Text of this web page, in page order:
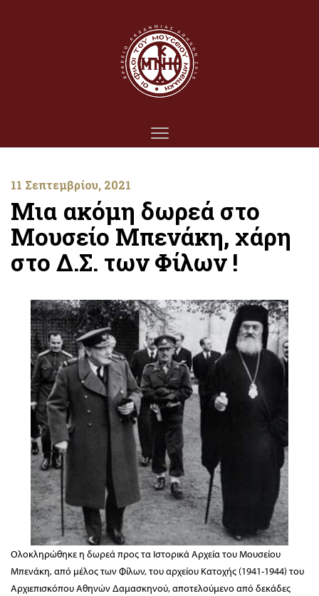
11 Σεπτεμβρίου, 2021
Μια ακόμη δωρεά στο
Μουσείο Μπενάκη, χάρη
στο Δ.Σ. των Φίλων !
Ολοκληρώθηκε η δωρεά προς τα Ιστορικά Αρχεία του Μουσείου
Μπενάκη, από μέλος των Φίλων, του αρχείου Κατοχής (1941-1944) του
Αρχιεπισκόπου Αθηνών Δαμασκηνού, αποτελούμενο από δεκάδες